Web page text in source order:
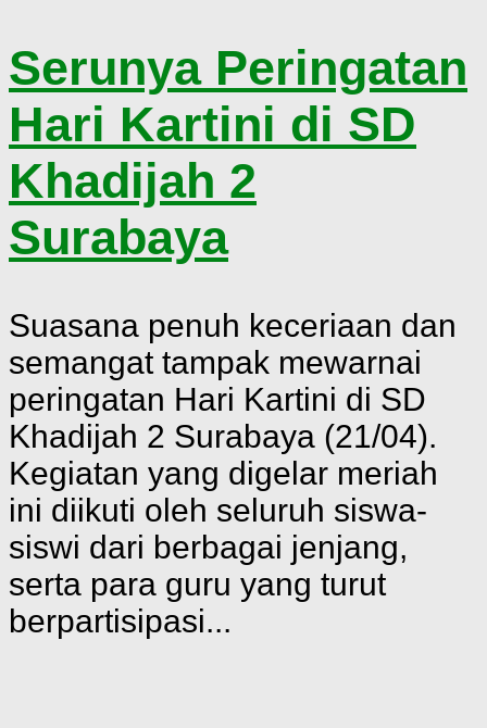
Serunya Peringatan
Hari Kartini di SD
Khadijah 2
Surabaya
Suasana penuh keceriaan dan
semangat tampak mewarnai
peringatan Hari Kartini di SD
Khadijah 2 Surabaya (21/04).
Kegiatan yang digelar meriah
ini diikuti oleh seluruh siswa-
siswi dari berbagai jenjang,
serta para guru yang turut
berpartisipasi...